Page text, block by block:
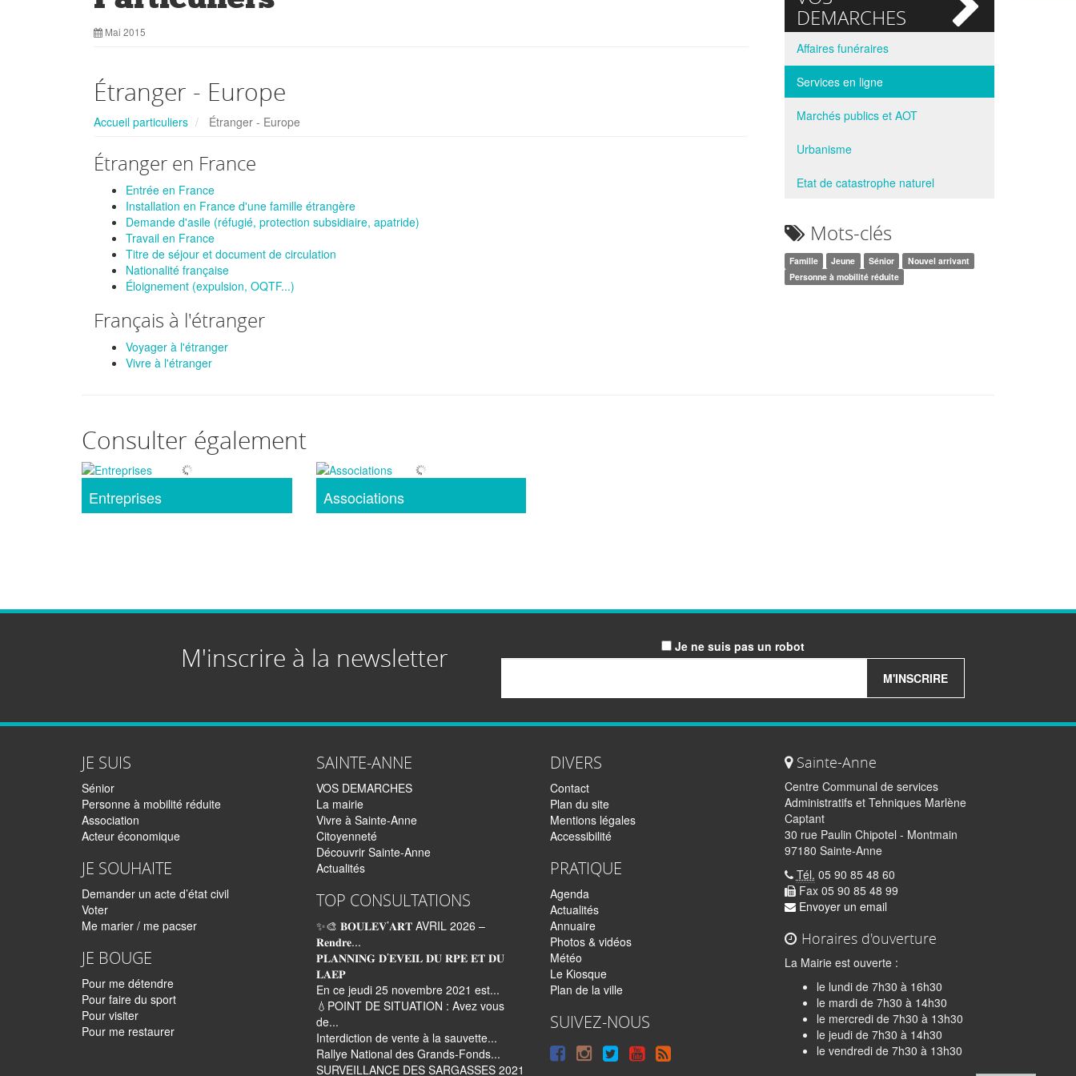
Mai 2015
Étranger - Europe
Accueil particuliers Étranger - Europe
Étranger en France
Entrée en France
Installation en France d'une famille étrangère
Demande d'asile (réfugié, protection subsidiaire, apatride)
Travail en France
Titre de séjour et document de circulation
Nationalité française
Éloignement (expulsion, OQTF...)
Français à l'étranger
Voyager à l'étranger
Vivre à l'étranger
DEMARCHES
Affaires funéraires
Services en ligne
Marchés publics et AOT
Urbanisme
Etat de catastrophe naturel
Mots-clés
Famille Jeune Sénior
Nouvel arrivant
Personne à mobilité réduite
Consulter également
Entreprises Associations
M'inscrire à la newsletter
Je ne suis pas un robot
M'INSCRIRE
JE SUIS
Sénior
Personne à mobilité réduite
Association
Acteur économique
JE SOUHAITE
Demander un acte d’état civil
Voter
Me marier / me pacser
JE BOUGE
Pour me détendre
Pour faire du sport
Pour visiter
Pour me restaurer
SAINTE-ANNE
VOS DEMARCHES
La mairie
Vivre à Sainte-Anne
Citoyenneté
Découvrir Sainte-Anne
Actualités
TOP CONSULTATIONS
✨🎨 𝐁𝐎𝐔𝐋𝐄𝐕’𝐀𝐑𝐓 AVRIL 2026 –
𝐑𝐞𝐧𝐝𝐫𝐞...
𝐏𝐋𝐀𝐍𝐍𝐈𝐍𝐆 𝐃’𝐄𝐕𝐄𝐈𝐋 𝐃𝐔 𝐑𝐏𝐄 𝐄𝐓 𝐃𝐔
𝐋𝐀𝐄𝐏
En ce jeudi 25 novembre 2021 est...
💧POINT DE SITUATION : Avez vous
de...
Interdiction de vente à la sauvette...
Rallye National des Grands-Fonds...
SURVEILLANCE DES SARGASSES 2021
DIVERS
Contact
Plan du site
Mentions légales
Accessibilité
PRATIQUE
Agenda
Actualités
Annuaire
Photos & vidéos
Météo
Le Kiosque
Plan de la ville
SUIVEZ-NOUS
SuivreSuivreSuivreSyndiquer
Sainte-Anne
Centre Communal de services
Administratifs et Tehniques Marlène
Captant
30 rue Paulin Chipotel - Montmain
97180 Sainte-Anne
Tél. 05 90 85 48 60
Fax 05 90 85 48 99
Envoyer un email
Horaires d'ouverture
La Mairie est ouverte :
le lundi de 7h30 à 16h30
le mardi de 7h30 à 14h30
le mercredi de 7h30 à 13h30
le jeudi de 7h30 à 14h30
le vendredi de 7h30 à 13h30